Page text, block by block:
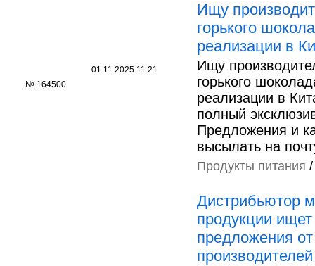
№ 164500
01.11.2025 11:21
Ищу
горького
реализации в
Ищу
горького
реализации в
полный
Предложения и
высылать на
Продукты питания
Дистрибьютор
продукции ищет
предложения от
производителей